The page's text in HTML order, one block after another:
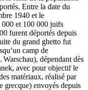
Entre la date du
1940 et le
000 et 100 000 juifs
furent déportés depuis
du grand ghetto fut
camp de
dépendant dès
avec pour objectif le
matériaux, réalisé par
grecque) envoyés depuis